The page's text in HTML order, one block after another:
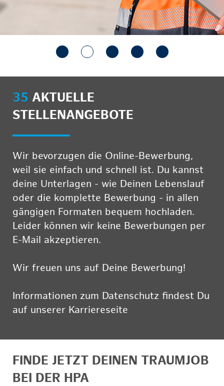
35 AKTUELLE
STELLENANGEBOTE
Wir bevorzugen die Online-Bewerbung,
weil sie einfach und schnell ist. Du kannst
deine Unterlagen - wie Deinen Lebenslauf
oder die komplette Bewerbung - in allen
gängigen Formaten bequem hochladen.
Leider können wir keine Bewerbungen per
E-Mail akzeptieren.
Wir freuen uns auf Deine Bewerbung!
Informationen zum Datenschutz findest Du
auf unserer Karriereseite
FINDE JETZT DEINEN TRAUMJOB
BEI DER HPA